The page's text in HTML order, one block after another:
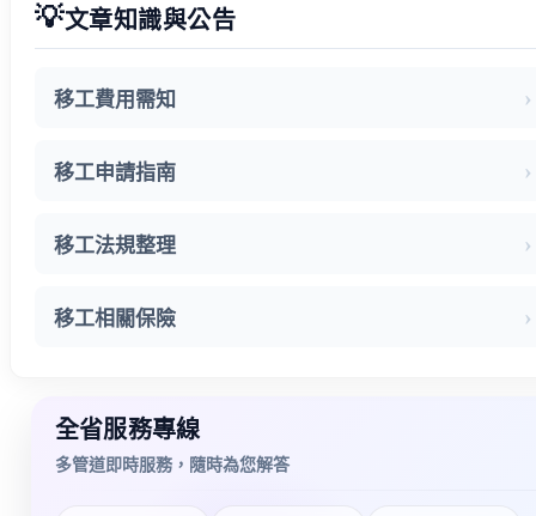
💡文章知識與公告
移工費用需知
移工申請指南
移工法規整理
移工相關保險
全省服務專線
多管道即時服務，隨時為您解答